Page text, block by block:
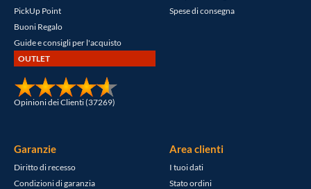
PickUp Point
Buoni Regalo
Guide e consigli per l'acquisto
OUTLET
Opinioni dei Clienti (37269)
Spese di consegna
Garanzie
Diritto di recesso
Condizioni di garanzia
Area clienti
I tuoi dati
Stato ordini